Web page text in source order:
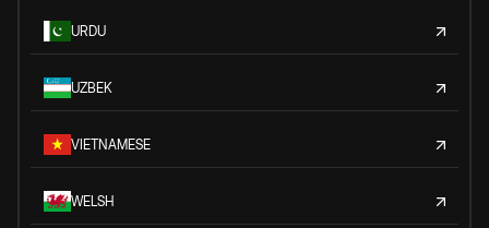
URDU
UZBEK
VIETNAMESE
WELSH